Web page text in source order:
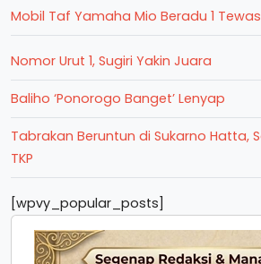
Mobil Taf Yamaha Mio Beradu 1 Tewas
Nomor Urut 1, Sugiri Yakin Juara
Baliho ‘Ponorogo Banget’ Lenyap
Tabrakan Beruntun di Sukarno Hatta,
TKP
[wpvy_popular_posts]